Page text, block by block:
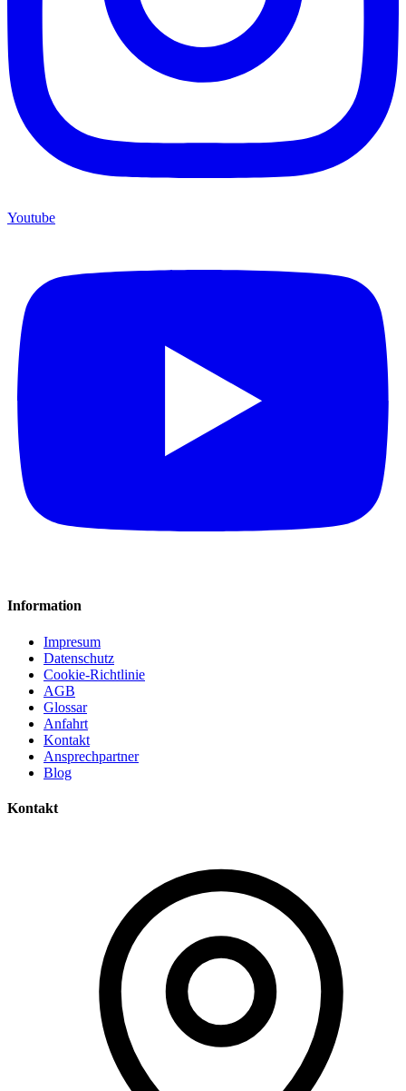
Youtube
Information
Impresum
Datenschutz
Cookie-Richtlinie
AGB
Glossar
Anfahrt
Kontakt
Ansprechpartner
Blog
Kontakt